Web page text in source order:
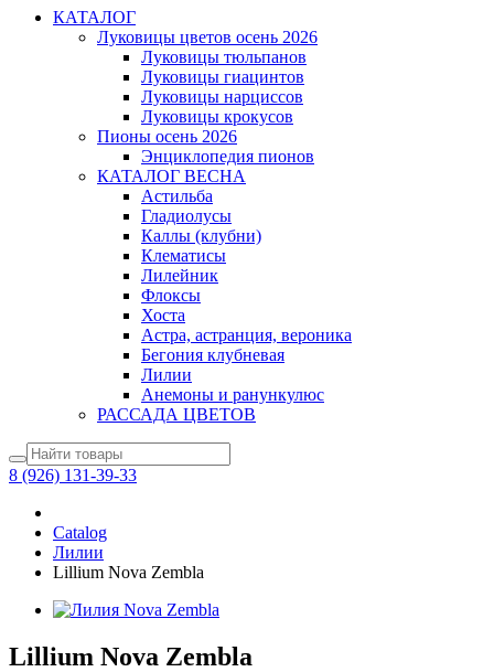
КАТАЛОГ
Луковицы цветов осень 2026
Луковицы тюльпанов
Луковицы гиацинтов
Луковицы нарциссов
Луковицы крокусов
Пионы осень 2026
Энциклопедия пионов
КАТАЛОГ ВЕСНА
Астильба
Гладиолусы
Каллы (клубни)
Клематисы
Лилейник
Флоксы
Хоста
Астра, астранция, вероника
Бегония клубневая
Лилии
Анемоны и ранункулюс
РАССАДА ЦВЕТОВ
8 (926) 131-39-33
Catalog
Лилии
Lillium Nova Zembla
Lillium Nova Zembla